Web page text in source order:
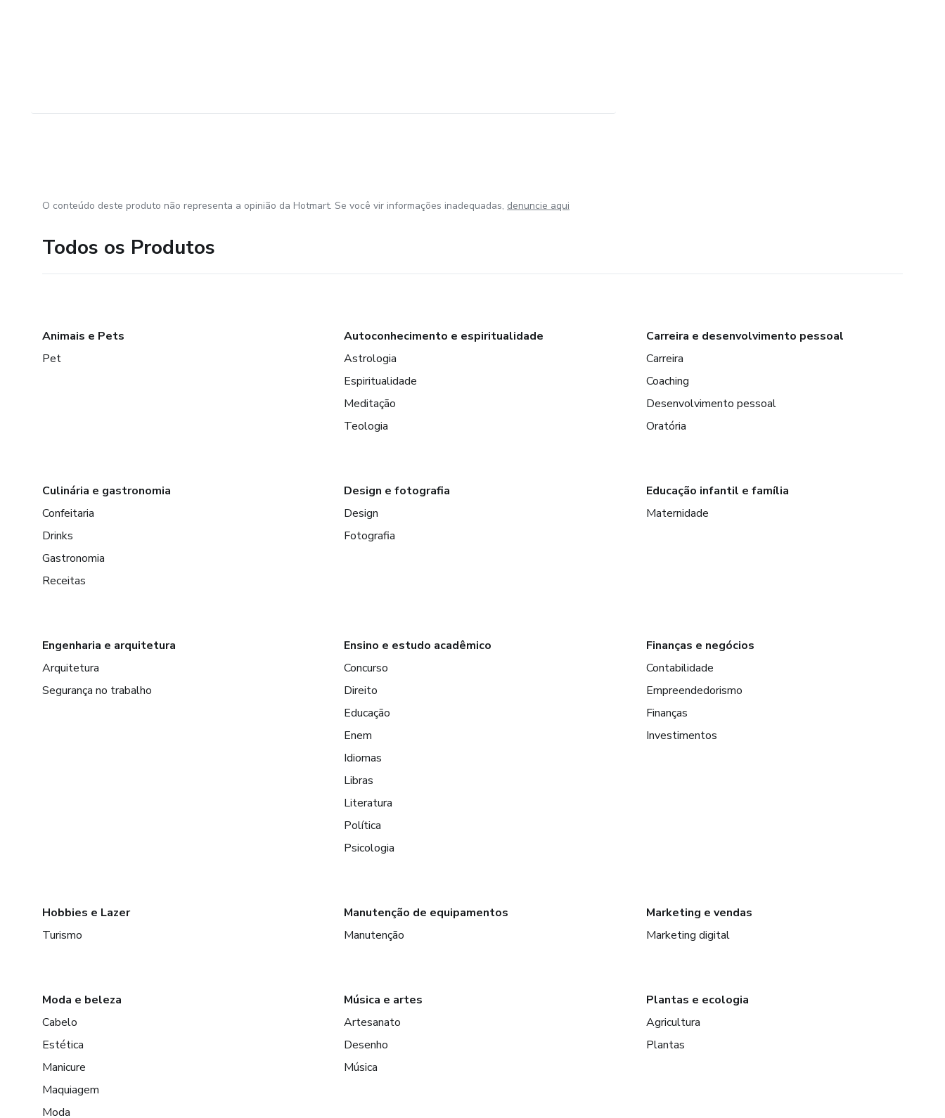
O conteúdo deste produto não representa a opinião da Hotmart. Se você vir informações inadequadas, denuncie aqui
Todos os Produtos
Animais e Pets
Pet
Autoconhecimento e espiritualidade
Astrologia
Espiritualidade
Meditação
Teologia
Carreira e desenvolvimento pessoal
Carreira
Coaching
Desenvolvimento pessoal
Oratória
Culinária e gastronomia
Confeitaria
Drinks
Gastronomia
Receitas
Design e fotografia
Design
Fotografia
Educação infantil e família
Maternidade
Engenharia e arquitetura
Arquitetura
Segurança no trabalho
Ensino e estudo acadêmico
Concurso
Direito
Educação
Enem
Idiomas
Libras
Literatura
Política
Psicologia
Finanças e negócios
Contabilidade
Empreendedorismo
Finanças
Investimentos
Hobbies e Lazer
Turismo
Manutenção de equipamentos
Manutenção
Marketing e vendas
Marketing digital
Moda e beleza
Cabelo
Estética
Manicure
Maquiagem
Moda
Música e artes
Artesanato
Desenho
Música
Plantas e ecologia
Agricultura
Plantas